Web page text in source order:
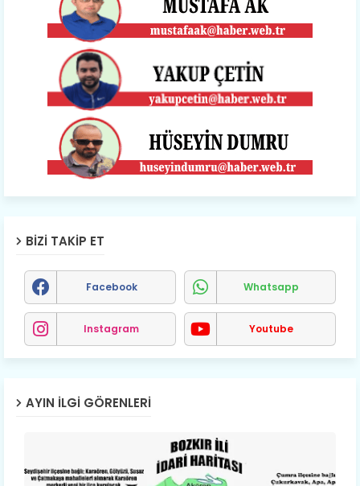
BIZI TAKIP ET
Facebook Whatsapp
Instagram Youtube
AYIN İLGI GÖRENLERI